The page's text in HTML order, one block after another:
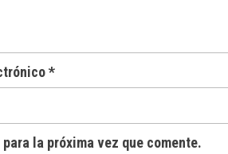
*
la próxima vez que comente.